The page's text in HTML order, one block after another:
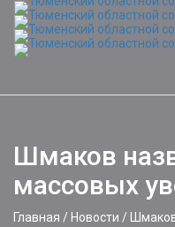
Шмаков
массовых
Главная / Новости /